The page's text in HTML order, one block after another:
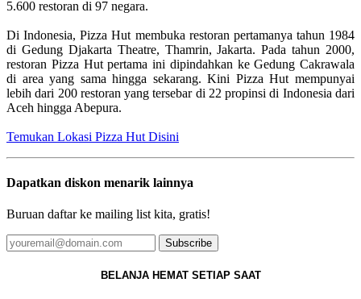
5.600 restoran di 97 negara.
Di Indonesia, Pizza Hut membuka restoran pertamanya tahun 1984
di Gedung Djakarta Theatre, Thamrin, Jakarta. Pada tahun 2000,
restoran Pizza Hut pertama ini dipindahkan ke Gedung Cakrawala
di area yang sama hingga sekarang. Kini Pizza Hut mempunyai
lebih dari 200 restoran yang tersebar di 22 propinsi di Indonesia dari
Aceh hingga Abepura.
Temukan Lokasi Pizza Hut Disini
Dapatkan diskon menarik lainnya
Buruan daftar ke mailing list kita, gratis!
Subscribe
BELANJA HEMAT SETIAP SAAT